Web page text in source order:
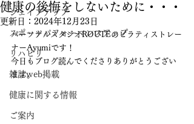
シェイプアップ
スポーツパフォーマンスアップ
リハビリ
雑誌web掲載
健康に関する情報
ご案内
健康の後悔をしないために・・・
更新日： 2024年12月23日
パーソナルスタジオROUTEのピラティストレー
ナーAyumiです！
今日もブログ読んでくださりありがとうござい
ます。